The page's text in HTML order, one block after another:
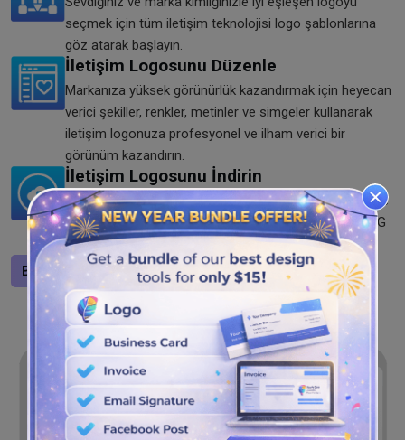
seçmek için tüm iletişim teknolojisi logo şablonlarına
göz atarak başlayın.
İletişim Logosunu Düzenle
Markanıza yüksek görünürlük kazandırmak için heyecan
verici şekiller, renkler, metinler ve simgeler kullanarak
iletişim logonuza profesyonel ve ilham verici bir
görünüm kazandırın.
İletişim Logosunu İndirin
Görsel ve sözlü iletişim logonuzu beğendiğiniz takdirde
indirebilirsiniz. Logoyu yüksek kaliteli SVG, PNG ve JPG
formatlarında kaydedin. Şimdi dene!
Bir logo tasarlayın